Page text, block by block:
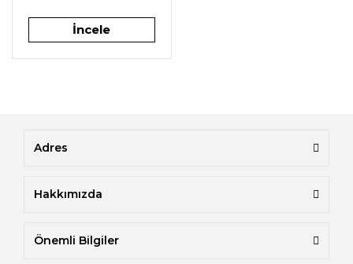
İncele
Adres
Hakkımızda
Önemli Bilgiler